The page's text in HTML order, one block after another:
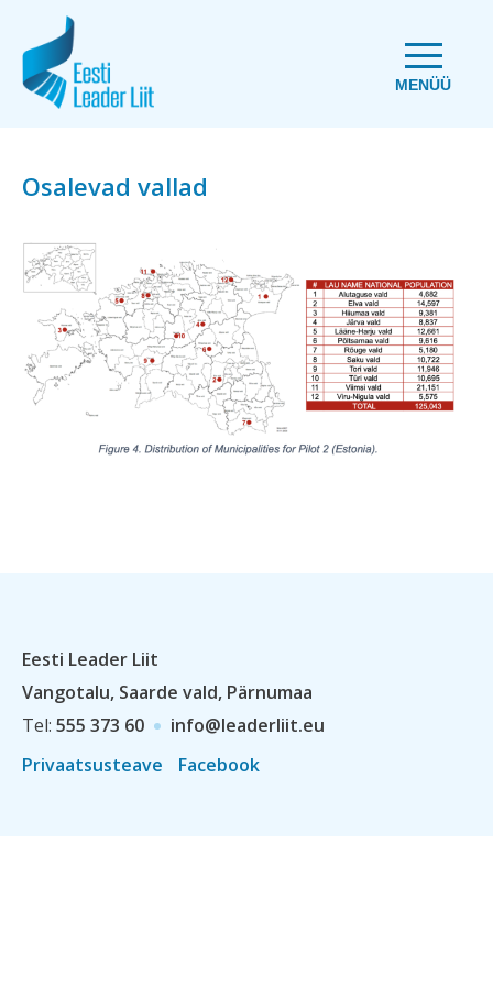
MENÜÜ
Osalevad vallad
Eesti Leader Liit
Vangotalu, Saarde vald, Pärnumaa
Tel: 555 373 60
info@leaderliit.eu
Privaatsusteave
Facebook